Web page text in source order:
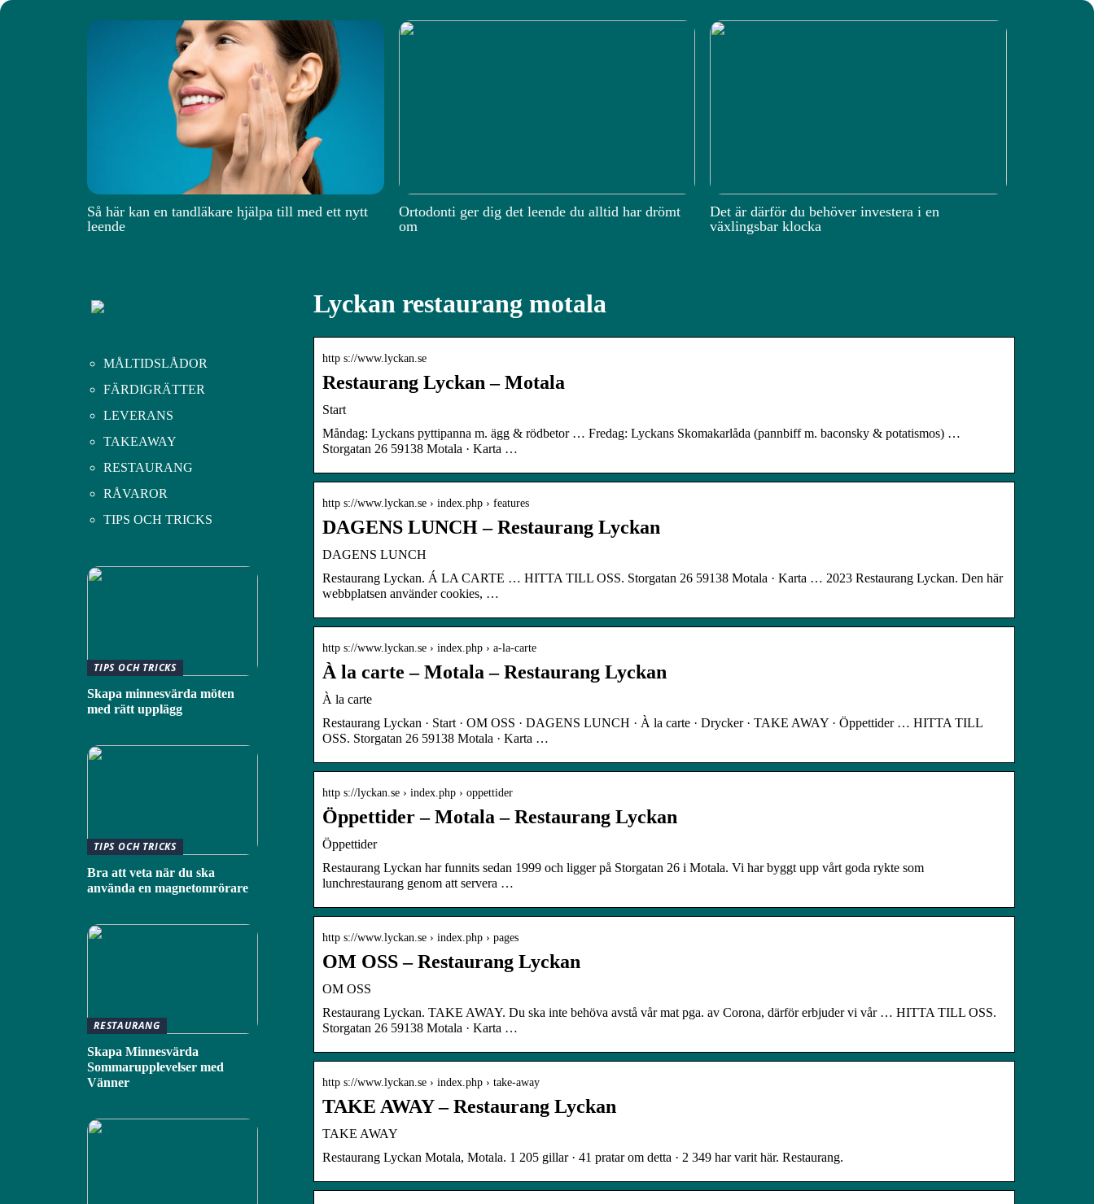
Så här kan en tandläkare hjälpa till med ett nytt
leende
Ortodonti ger dig det leende du alltid har drömt
om
Det är därför du behöver investera i en
växlingsbar klocka
Lyckan restaurang motala
http s://www.lyckan.se
Restaurang Lyckan – Motala
Start
Måndag: Lyckans pyttipanna m. ägg & rödbetor … Fredag: Lyckans Skomakarlåda (pannbiff m. baconsky & potatismos) …
Storgatan 26 59138 Motala · Karta …
http s://www.lyckan.se › index.php › features
DAGENS LUNCH – Restaurang Lyckan
DAGENS LUNCH
Restaurang Lyckan. Á LA CARTE … HITTA TILL OSS. Storgatan 26 59138 Motala · Karta … 2023 Restaurang Lyckan. Den här
webbplatsen använder cookies, …
http s://www.lyckan.se › index.php › a-la-carte
À la carte – Motala – Restaurang Lyckan
À la carte
Restaurang Lyckan · Start · OM OSS · DAGENS LUNCH · À la carte · Drycker · TAKE AWAY · Öppettider … HITTA TILL
OSS. Storgatan 26 59138 Motala · Karta …
http s://lyckan.se › index.php › oppettider
Öppettider – Motala – Restaurang Lyckan
Öppettider
Restaurang Lyckan har funnits sedan 1999 och ligger på Storgatan 26 i Motala. Vi har byggt upp vårt goda rykte som
lunchrestaurang genom att servera …
http s://www.lyckan.se › index.php › pages
OM OSS – Restaurang Lyckan
OM OSS
Restaurang Lyckan. TAKE AWAY. Du ska inte behöva avstå vår mat pga. av Corona, därför erbjuder vi vår … HITTA TILL OSS.
Storgatan 26 59138 Motala · Karta …
http s://www.lyckan.se › index.php › take-away
TAKE AWAY – Restaurang Lyckan
TAKE AWAY
Restaurang Lyckan Motala, Motala. 1 205 gillar · 41 pratar om detta · 2 349 har varit här. Restaurang.
MÅLTIDSLÅDOR
FÄRDIGRÄTTER
LEVERANS
TAKEAWAY
RESTAURANG
RÅVAROR
TIPS OCH TRICKS
TIPS OCH TRICKS
Skapa minnesvärda möten
med rätt upplägg
TIPS OCH TRICKS
Bra att veta när du ska
använda en magnetomrörare
RESTAURANG
Skapa Minnesvärda
Sommarupplevelser med
Vänner